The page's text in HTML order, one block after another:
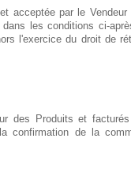
acceptée par le
les conditions ci-
l'exercice du droit de
des Produits et
confirmation de la